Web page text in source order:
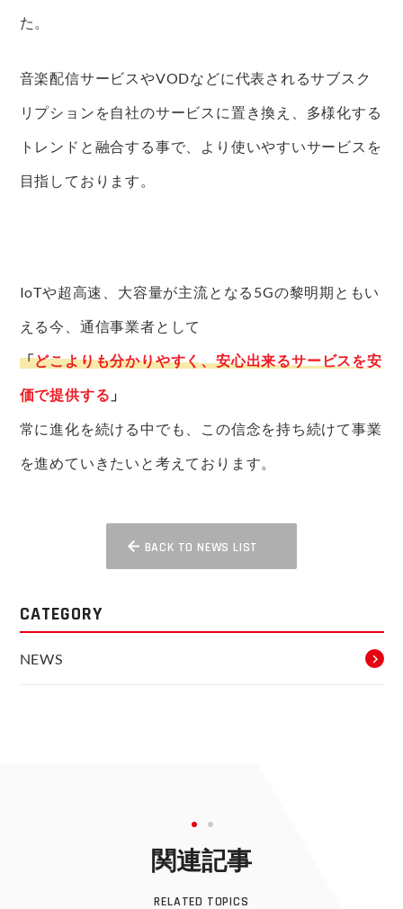
た。
音楽配信サービスやVODなどに代表されるサブスク
リプションを自社のサービスに置き換え、多様化する
トレンドと融合する事で、より使いやすいサービスを
目指しております。
IoTや超高速、大容量が主流となる5Gの黎明期ともい
える今、通信事業者として
「どこよりも分かりやすく、安心出来るサービスを安
価で提供する 」
常に進化を続ける中でも、この信念を持ち続けて事業
を進めていきたいと考えております。
BACK TO NEWS LIST
CATEGORY
NEWS
関連記事
RELATED TOPICS